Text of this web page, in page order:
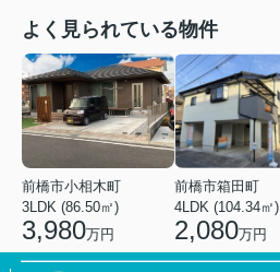
よく見られている物件
前橋市小相木町
3LDK (86.50㎡)
3,980万円
前橋市箱田町
4LDK (104.34㎡)
2,080万円